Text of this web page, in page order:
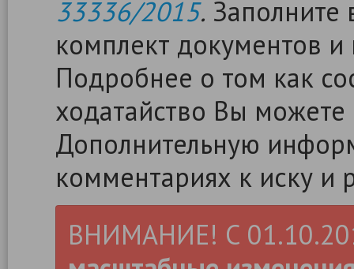
33336/2015. Заполните
комплект документов и
Подробнее о том как
ходатайство Вы
Дополнительную
комментариях к иску и
ВНИМАНИЕ! С